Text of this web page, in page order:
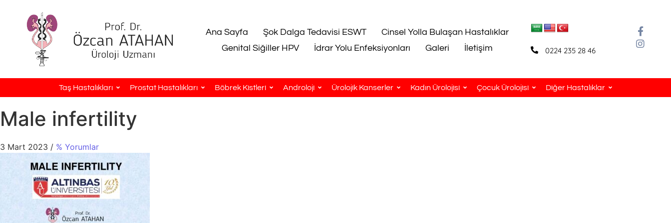
Ana Sayfa Şok Dalga Tedavisi ESWT
Cinsel Yolla Bulaşan Hastalıklar
Genital Siğiller HPV
İdrar Yolu Enfeksiyonları Galeri İletişim 0224 235 28 46
Taş Hastalıkları Prostat Hastalıkları Böbrek Kistleri Androloji Ürolojik Kanserler Kadın Ürolojisi Çocuk Ürolojisi Diğer Hastalıklar
Male infertility
3 Mart 2023 / % Yorumlar